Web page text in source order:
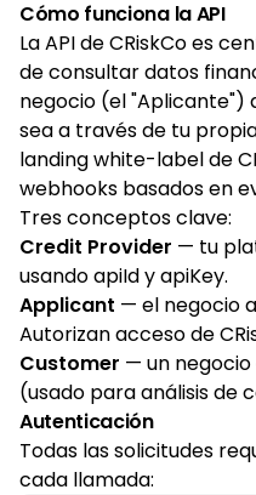
Cómo funciona la API
La API de CRiskCo es
de consultar datos
negocio (el
sea a través de tu
landing white-label de
webhooks basados en
Tres conceptos clave:
Credit Provider — tu
usando apiId y apiKey.
Applicant — el negocio
Autorizan acceso de
Customer — un
(usado para análisis de
Autenticación
Todas las solicitudes
cada llamada: